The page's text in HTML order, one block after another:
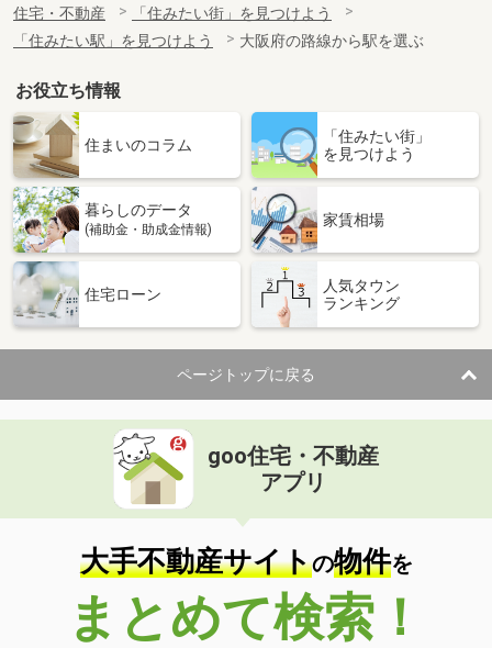
住宅・不動産
「住みたい街」を見つけよう
「住みたい駅」を見つけよう
大阪府の路線から駅を選ぶ
お役立ち情報
住まいのコラム
「住みたい街」
を見つけよう
暮らしのデータ
(補助金・助成金情報)
家賃相場
住宅ローン
人気タウン
ランキング
ページトップに戻る
goo住宅・不動産
アプリ
大手不動産サイトの物件を
まとめて検索！